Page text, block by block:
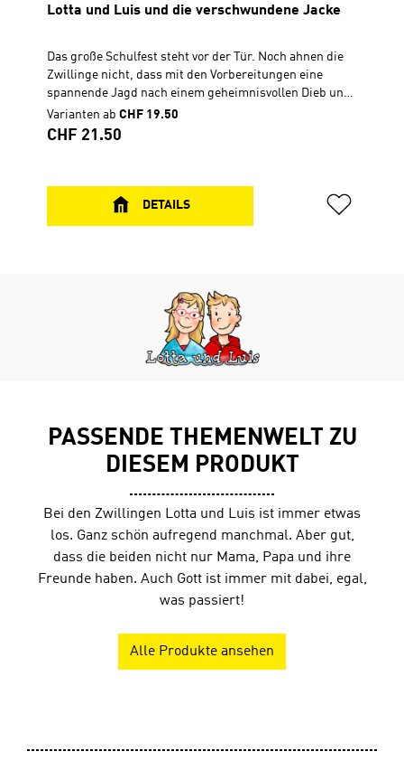
Lotta und Luis und die verschwundene Jacke
Das große Schulfest steht vor der Tür. Noch ahnen die
Zwillinge nicht, dass mit den Vorbereitungen eine
spannende Jagd nach einem geheimnisvollen Dieb und
nach Frieden beginnt. Dabei entdecken sie, dass in der
Bibel gute Tipps stehen, wie man mit dem Streiten
Seiten...............................................Zu diesem Buch
gibt es Quizfragen in Antolin.Antolin ist ein Online-
Varianten ab CHF 19.50
Regulärer Preis:
CHF 21.50
DETAILS
PASSENDE THEMENWELT ZU
DIESEM PRODUKT
Bei den Zwillingen Lotta und Luis ist immer etwas
los. Ganz schön aufregend manchmal. Aber gut,
dass die beiden nicht nur Mama, Papa und ihre
Freunde haben. Auch Gott ist immer mit dabei, egal,
was passiert!
Alle Produkte ansehen